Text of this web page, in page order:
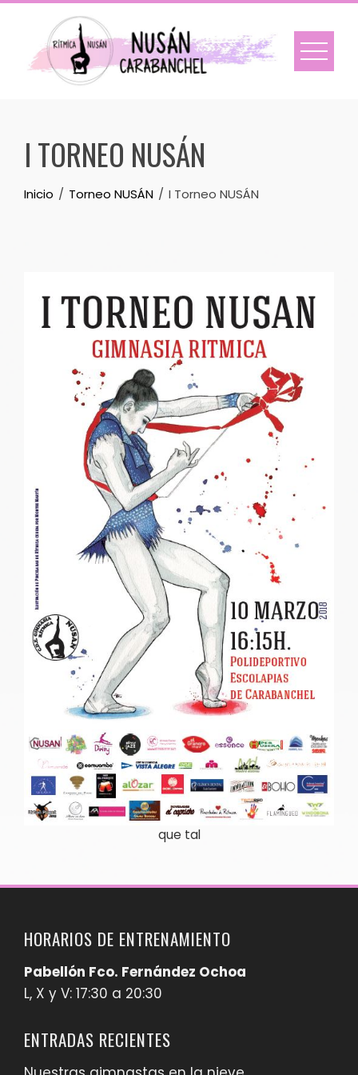
Skip
content
I TORNEO NUSÁN
Inicio Torneo NUSÁN I Torneo NUSÁN
que tal
HORARIOS DE ENTRENAMIENTO
Pabellón Fco. Fernández Ochoa
L, X y V: 17:30 a 20:30
ENTRADAS RECIENTES